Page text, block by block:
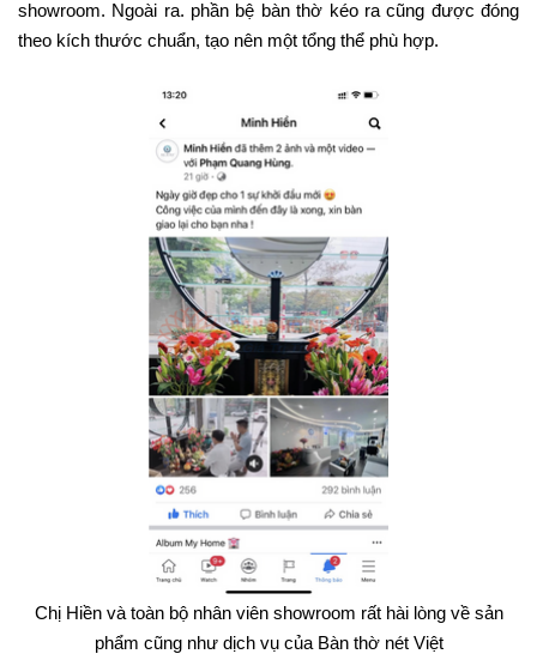
showroom. Ngoài ra. phần bệ bàn thờ kéo ra cũng được đóng
theo kích thước chuẩn, tạo nên một tổng thể phù hợp.
Chị Hiền và toàn bộ nhân viên showroom rất hài lòng về sản
phẩm cũng như dịch vụ của Bàn thờ nét Việt